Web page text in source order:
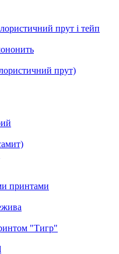
прут і тейп
прут)
принтами
"Тигр"